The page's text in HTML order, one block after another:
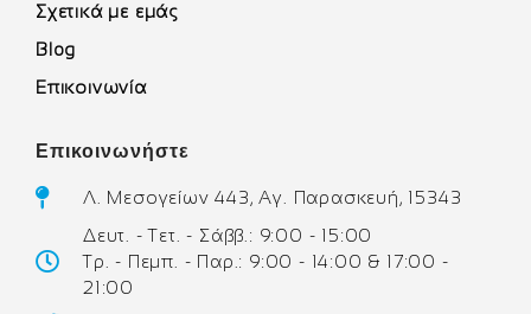
Σχετικά με εμάς
Blog
Επικοινωνία
Επικοινωνήστε
Λ. Μεσογείων 443, Αγ. Παρασκευή, 15343
Δευτ. - Τετ. - Σάββ.: 9:00 - 15:00
Τρ. - Πεμπ. - Παρ.: 9:00 - 14:00 & 17:00 -
21:00